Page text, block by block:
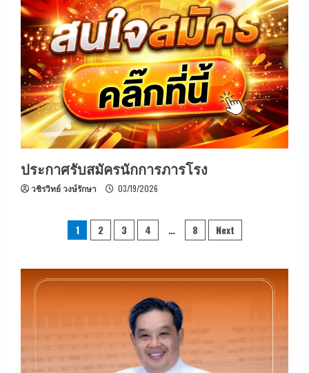
ประกาศรับสมัครนักการภารโรง
วชิรวิทย์ วงษ์รักษา 03/19/2026
Posts
pagination
1 2 3 4 … 8 Next